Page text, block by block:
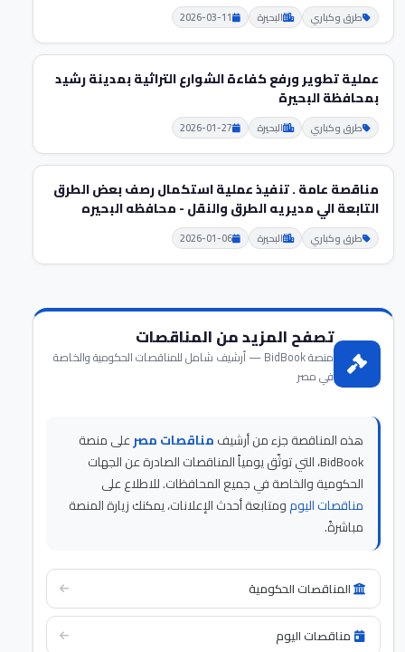
طرق وكباري البحيرة 2026-03-11
عملية تطوير ورفع كفاءة الشوارع التراثية بمدينة رشيد
بمحافظة البحيرة
طرق وكباري البحيرة 2026-01-27
مناقصة عامة . تنفيذ عملية استكمال رصف بعض الطرق
التابعة الي مديريه الطرق والنقل - محافظه البحيره
طرق وكباري البحيرة 2026-01-06
تصفح المزيد من المناقصات
منصة BidBook — أرشيف شامل للمناقصات الحكومية والخاصة
في مصر
هذه المناقصة جزء من أرشيفمناقصات مصرعلى منصة
BidBook، التي توثّق يومياً المناقصات الصادرة عن الجهات
الحكومية والخاصة في جميع المحافظات. للاطلاع على
مناقصات اليومومتابعة أحدث الإعلانات، يمكنك زيارة المنصة
مباشرةً.
المناقصات الحكومية
مناقصات اليوم